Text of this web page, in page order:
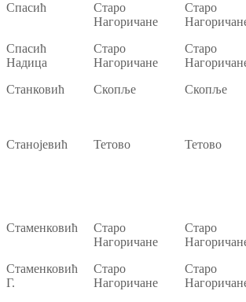
Спасић
Старо
Нагоричане
Старо
Спасић
Надица
Старо
Нагоричане
Старо
Станковић
Скопље Скопље
Станојевић
Тетово Тетово
Стаменковић
Старо
Нагоричане
Старо
Стаменковић
Г.
Старо
Нагоричане
Старо